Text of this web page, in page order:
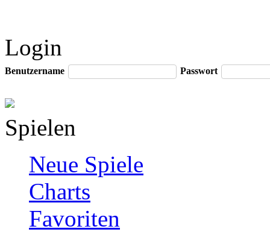
Login
Benutzername Passwort
Spielen
Neue Spiele
Charts
Favoriten